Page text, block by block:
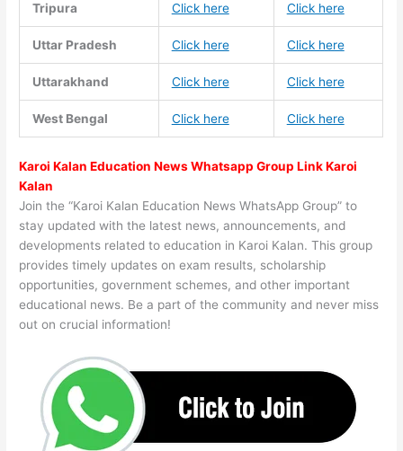
Tripura Click here Click here
Uttar Pradesh Click here Click here
Uttarakhand Click here Click here
West Bengal Click here Click here
Karoi Kalan Education News Whatsapp Group Link Karoi
Kalan
Join the “Karoi Kalan Education News WhatsApp Group” to
stay updated with the latest news, announcements, and
developments related to education in Karoi Kalan. This group
provides timely updates on exam results, scholarship
opportunities, government schemes, and other important
educational news. Be a part of the community and never miss
out on crucial information!